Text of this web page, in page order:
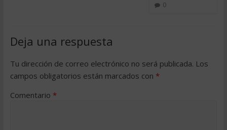
0
Deja una respuesta
Tu dirección de correo electrónico no será publicada. Los
campos obligatorios están marcados con *
Comentario *